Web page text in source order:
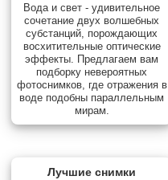
Вода и свет - удивительное
сочетание двух волшебных
субстанций, порождающих
восхитительные оптические
эффекты. Предлагаем вам
подборку невероятных
фотоснимков, где отражения в
воде подобны параллельным
мирам.
Лучшие снимки